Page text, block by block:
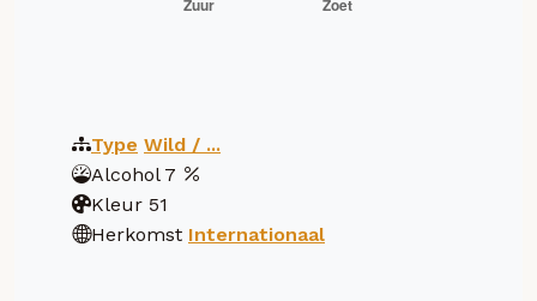
Type Wild / ...
Alcohol 7
Kleur 51
Herkomst Internationaal